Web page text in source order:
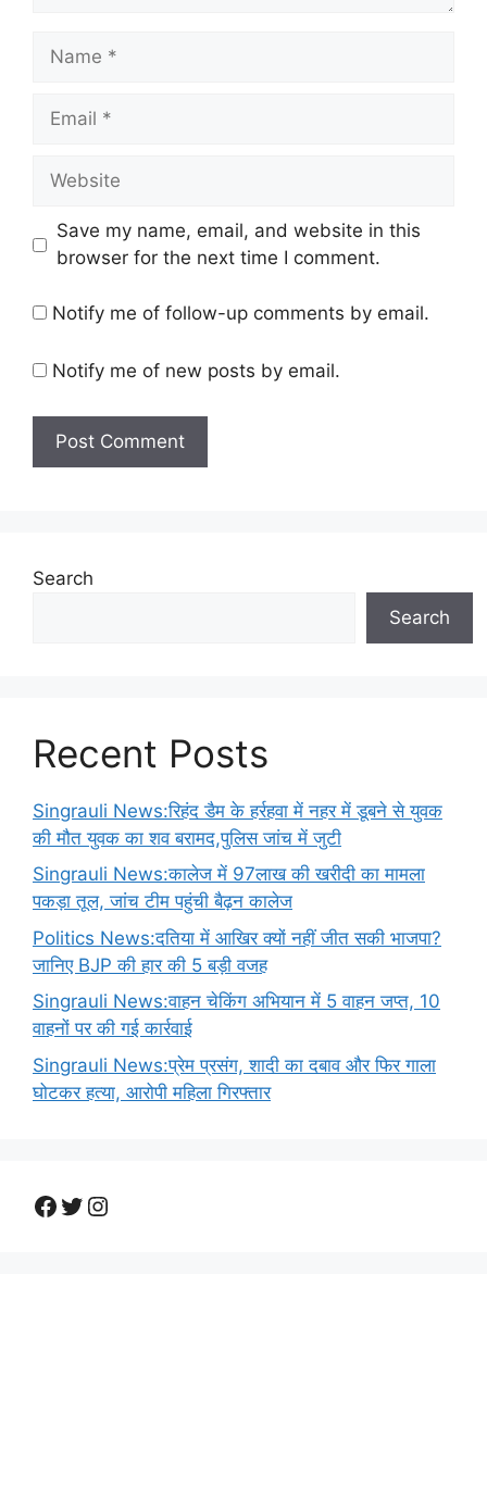
Name
Email
Website
Save my name, email, and website in this
browser for the next time I comment.
Notify me of follow-up comments by email.
Notify me of new posts by email.
Search
Search
Recent Posts
Singrauli News:रिहंद डैम के हर्रहवा में नहर में डूबने से युवक
की मौत युवक का शव बरामद,पुलिस जांच में जुटी
Singrauli News:कालेज में 97लाख की खरीदी का मामला
पकड़ा तूल, जांच टीम पहुंची बैढ़न कालेज
Politics News:दतिया में आखिर क्यों नहीं जीत सकी भाजपा?
जानिए BJP की हार की 5 बड़ी वजह
Singrauli News:वाहन चेकिंग अभियान में 5 वाहन जप्त, 10
वाहनों पर की गई कार्रवाई
Singrauli News:प्रेम प्रसंग, शादी का दबाव और फिर गाला
घोटकर हत्या, आरोपी महिला गिरफ्तार
Facebook
Twitter
Instagram